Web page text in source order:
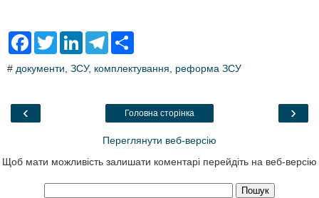
F
e
o
T
t
L
k
T
e
a
r
# документи, ЗСУ, комплектування, реформа ЗСУ
‹ ›
Головна сторінка
Переглянути веб-версію
Щоб мати можливість залишати коментарі перейдіть на веб-версію